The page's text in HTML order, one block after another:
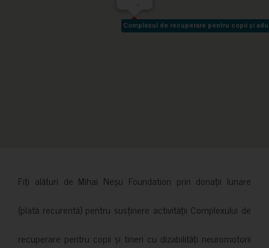
Complexul de recuperare pentru copii și
Complexul de recuperare pentru copii și
-
Fiți alături de Mihai Neșu Foundation prin donații lunare
(plată recurentă) pentru susținere activității Complexului de
recuperare pentru copii și tineri cu dizabilități neuromotorii